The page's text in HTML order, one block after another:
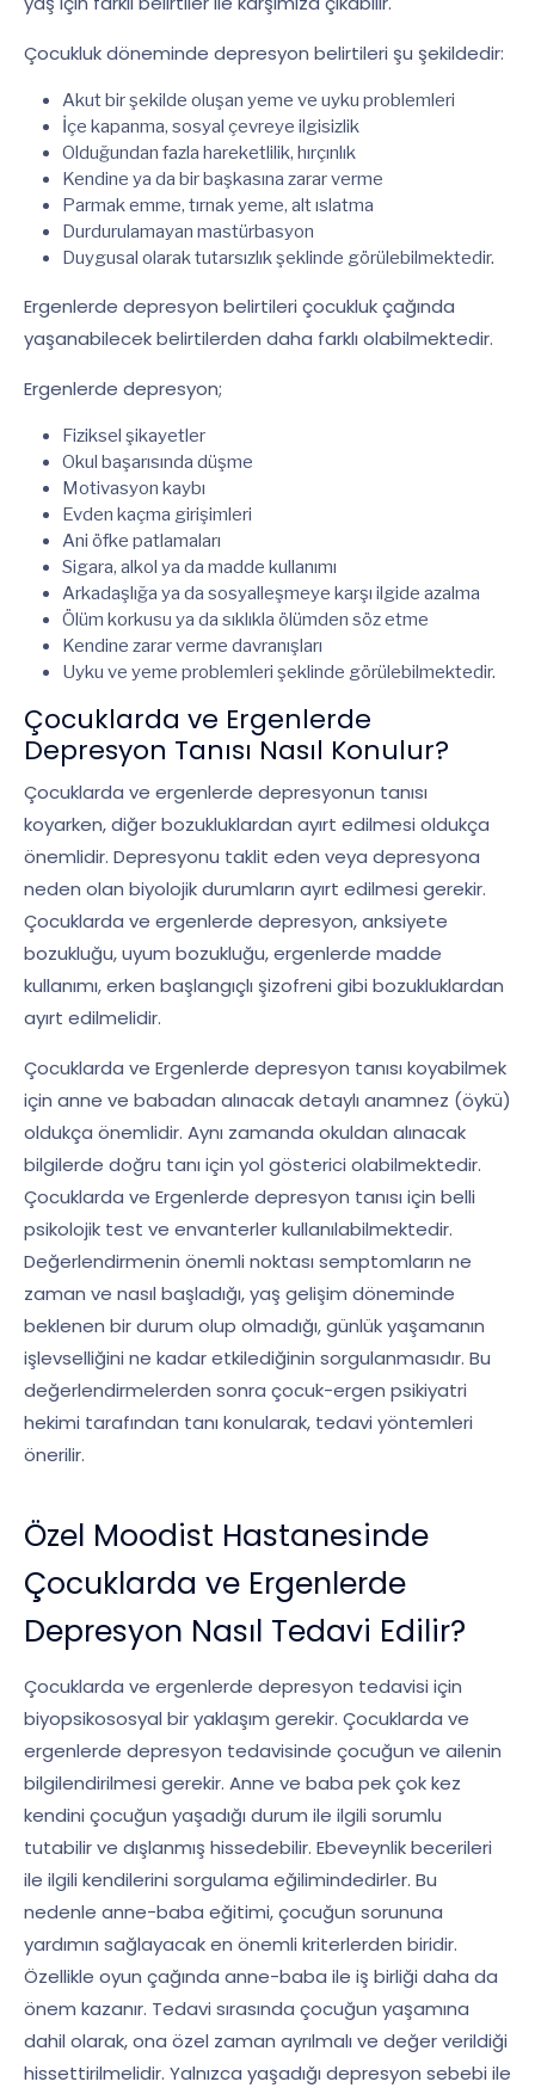
Çocukluk döneminde depresyon belirtileri şu şekildedir:
Akut bir şekilde oluşan yeme ve uyku problemleri
İçe kapanma, sosyal çevreye ilgisizlik
Olduğundan fazla hareketlilik, hırçınlık
Kendine ya da bir başkasına zarar verme
Parmak emme, tırnak yeme, alt ıslatma
Durdurulamayan mastürbasyon
Duygusal olarak tutarsızlık şeklinde görülebilmektedir.
Ergenlerde depresyon belirtileri çocukluk çağında
yaşanabilecek belirtilerden daha farklı olabilmektedir.
Ergenlerde depresyon;
Fiziksel şikayetler
Okul başarısında düşme
Motivasyon kaybı
Evden kaçma girişimleri
Ani öfke patlamaları
Sigara, alkol ya da madde kullanımı
Arkadaşlığa ya da sosyalleşmeye karşı ilgide azalma
Ölüm korkusu ya da sıklıkla ölümden söz etme
Kendine zarar verme davranışları
Uyku ve yeme problemleri şeklinde görülebilmektedir.
Çocuklarda ve Ergenlerde
Depresyon Tanısı Nasıl Konulur?
Çocuklarda ve ergenlerde depresyonun tanısı
koyarken, diğer bozukluklardan ayırt edilmesi oldukça
önemlidir. Depresyonu taklit eden veya depresyona
neden olan biyolojik durumların ayırt edilmesi gerekir.
Çocuklarda ve ergenlerde depresyon, anksiyete
bozukluğu, uyum bozukluğu, ergenlerde madde
kullanımı, erken başlangıçlı şizofreni gibi bozukluklardan
ayırt edilmelidir.
Çocuklarda ve Ergenlerde depresyon tanısı koyabilmek
için anne ve babadan alınacak detaylı anamnez (öykü)
oldukça önemlidir. Aynı zamanda okuldan alınacak
bilgilerde doğru tanı için yol gösterici olabilmektedir.
Çocuklarda ve Ergenlerde depresyon tanısı için belli
psikolojik test ve envanterler kullanılabilmektedir.
Değerlendirmenin önemli noktası semptomların ne
zaman ve nasıl başladığı, yaş gelişim döneminde
beklenen bir durum olup olmadığı, günlük yaşamanın
işlevselliğini ne kadar etkilediğinin sorgulanmasıdır. Bu
değerlendirmelerden sonra çocuk-ergen psikiyatri
hekimi tarafından tanı konularak, tedavi yöntemleri
önerilir.
Özel Moodist Hastanesinde
Çocuklarda ve Ergenlerde
Depresyon Nasıl Tedavi Edilir?
Çocuklarda ve ergenlerde depresyon tedavisi için
biyopsikososyal bir yaklaşım gerekir. Çocuklarda ve
ergenlerde depresyon tedavisinde çocuğun ve ailenin
bilgilendirilmesi gerekir. Anne ve baba pek çok kez
kendini çocuğun yaşadığı durum ile ilgili sorumlu
tutabilir ve dışlanmış hissedebilir. Ebeveynlik becerileri
ile ilgili kendilerini sorgulama eğilimindedirler. Bu
nedenle anne-baba eğitimi, çocuğun sorununa
yardımın sağlayacak en önemli kriterlerden biridir.
Özellikle oyun çağında anne-baba ile iş birliği daha da
önem kazanır. Tedavi sırasında çocuğun yaşamına
dahil olarak, ona özel zaman ayrılmalı ve değer verildiği
hissettirilmelidir. Yalnızca yaşadığı depresyon sebebi ile